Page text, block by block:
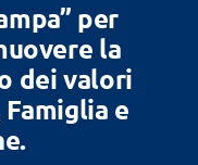
per
la
dei valori
e